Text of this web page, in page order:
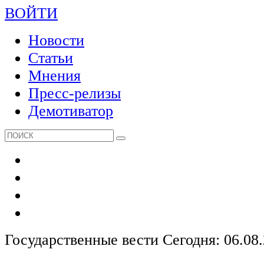
ВОЙТИ
Новости
Статьи
Мнения
Пресс-релизы
Демотиватор
Государственные вести Сегодня: